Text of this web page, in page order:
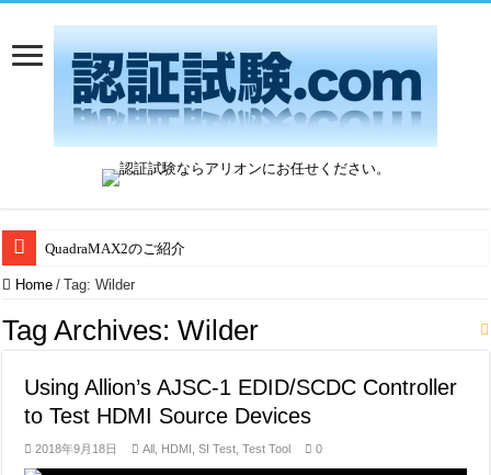
QuadraMAX2のご紹介
Home / Tag:Wilder
Tag Archives:Wilder
Using Allion’s AJSC-1 EDID/SCDC Controller
to Test HDMI Source Devices
2018年9月18日 All HDMI ,SI Test ,Test Tool 0